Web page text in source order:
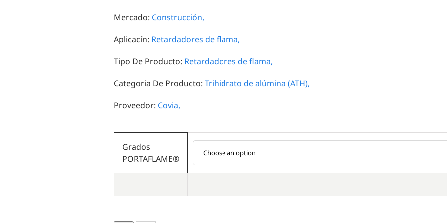
Mercado: Construcción,
Aplicacín: Retardadores de flama,
Tipo De Producto: Retardadores de flama,
Categoria De Producto: Trihidrato de alúmina (ATH),
Proveedor: Covia,
Grados
PORTAFLAME®